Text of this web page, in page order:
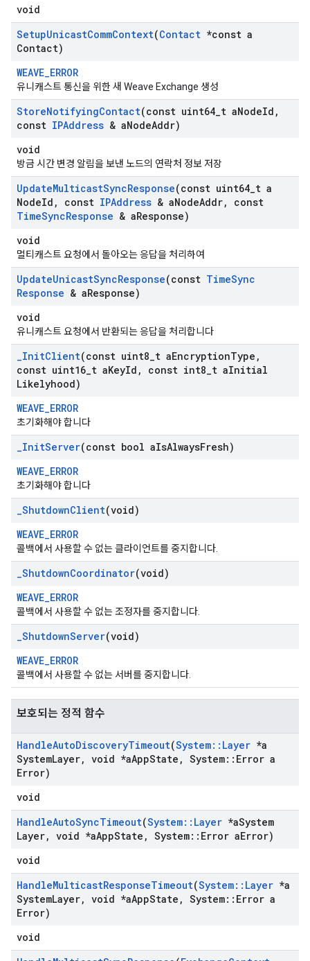
void
SetupUnicastCommContext(Contact *const a
Contact)
WEAVE_ERROR
유니캐스트 통신을 위한 새 Weave Exchange 생성
StoreNotifyingContact(const uint64 t aNodeId ,
const IPAddress & aNodeAddr)
void
방금 시간 변경 알림을 보낸 노드의 연락처 정보 저장
UpdateMulticastSyncResponse(const uint64 t a
NodeId , const IPAddress & aNodeAddr,
const
TimeSyncResponse & aResponse)
void
멀티캐스트 요청에서 돌아오는 응답을 처리하여
UpdateUnicastSyncResponse(const TimeSync
Response & aResponse)
void
유니캐스트 요청에서 반환되는 응답을 처리합니다
_InitClient(const uint8 t aEncryptionType ,
const uint16 t aKeyId , const int8 t aInitial
Likelyhood)
WEAVE_ERROR
초기화해야 합니다
_InitServer(const bool aIsAlwaysFresh)
WEAVE_ERROR
초기화해야 합니다
_ShutdownClient(void)
WEAVE_ERROR
콜백에서 사용할 수 없는 클라이언트를 중지합니다.
_ShutdownCoordinator(void)
WEAVE_ERROR
콜백에서 사용할 수 없는 조정자를 중지합니다.
_ShutdownServer(void)
WEAVE_ERROR
콜백에서 사용할 수 없는 서버를 중지합니다.
보호되는 정적 함수
HandleAutoDiscoveryTimeout(System:: Layer *a
SystemLayer, void *aAppState , System:: Error a
Error)
void
HandleAutoSyncTimeout(System:: Layer *aSystem
Layer, void *aAppState , System:: Error aError)
void
HandleMulticastResponseTimeout(System:: Layer *a
SystemLayer, void *aAppState , System:: Error a
Error)
void